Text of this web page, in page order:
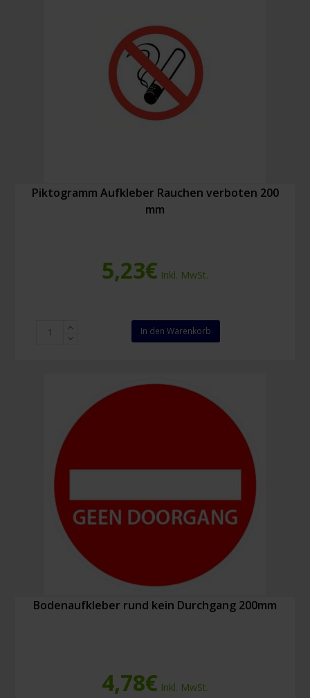
Piktogramm Aufkleber Rauchen verboten 200
mm
5,23€ Inkl. MwSt.
Piktogramm
Aufkleber
In den Warenkorb
Bodenaufkleber rund kein Durchgang 200mm
4,78€ Inkl. MwSt.